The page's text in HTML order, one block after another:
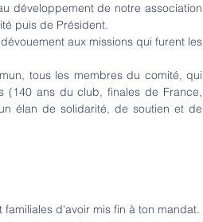
développement de notre association
puis de Président.
aux missions qui furent les
tous les membres du comité, qui
(140 ans du club, finales de France,
élan de solidarité, de soutien et de
d'avoir mis fin à ton mandat.